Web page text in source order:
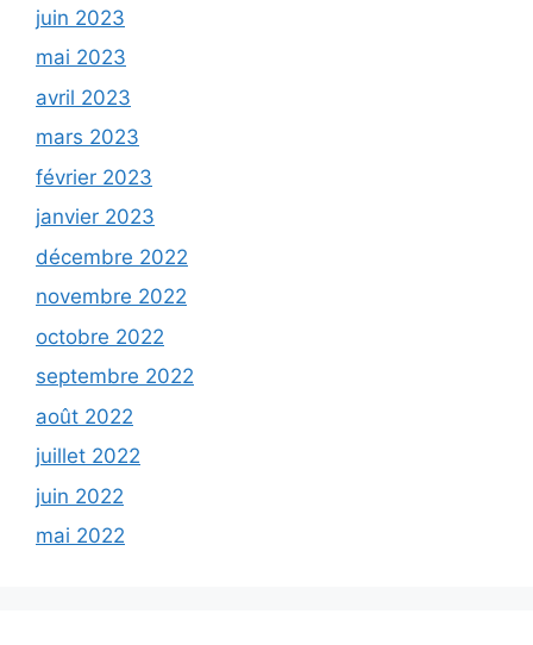
juin 2023
mai 2023
avril 2023
mars 2023
février 2023
janvier 2023
décembre 2022
novembre 2022
octobre 2022
septembre 2022
août 2022
juillet 2022
juin 2022
mai 2022